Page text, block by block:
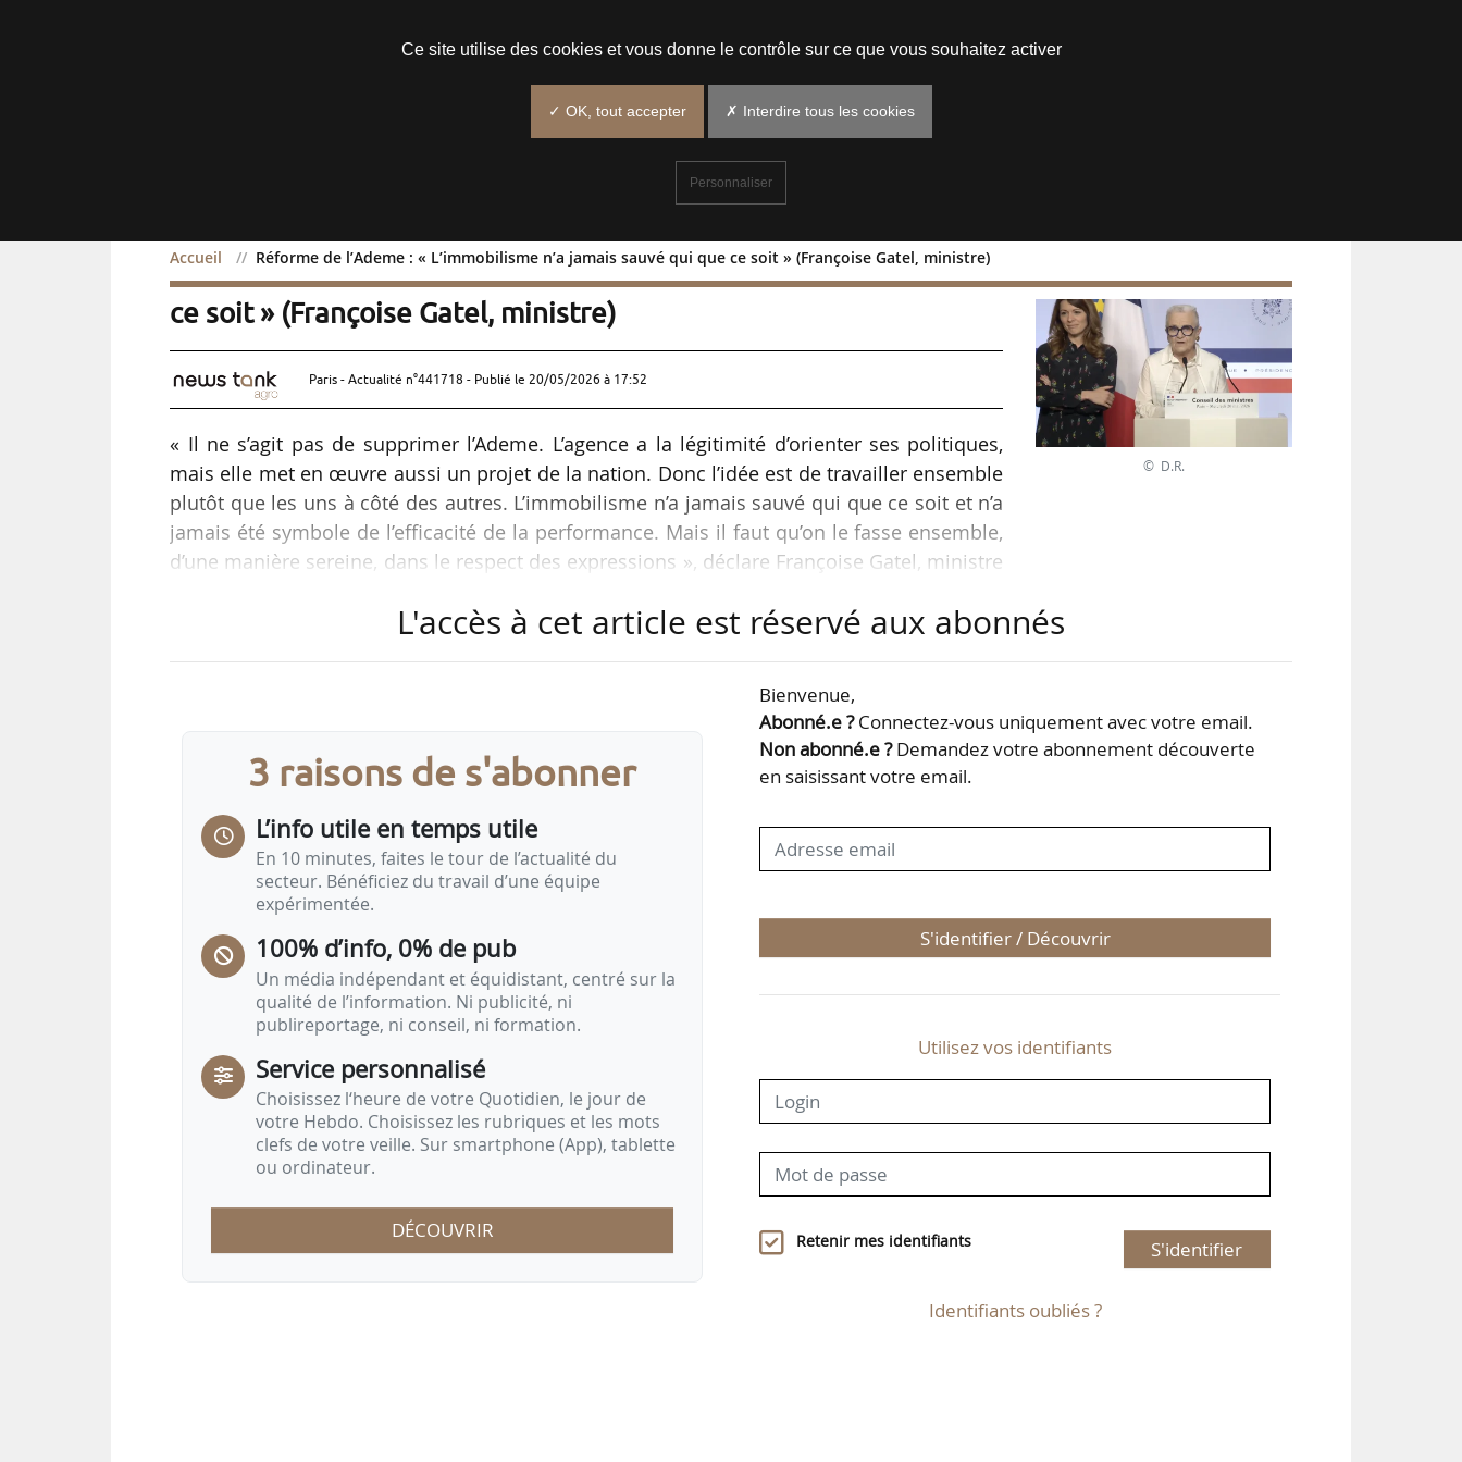
Accueil Réforme de l’Ademe : « L’immobilisme n’a jamais sauvé qui que ce soit » (Françoise Gatel, ministre)
Réforme de l’Ademe : « L’immobilisme n’a jamais sauvé qui que
ce soit » (Françoise Gatel, ministre)
Paris - Actualité n°441718 - Publié le 20/05/2026 à 17:52
« Il ne s’agit pas de supprimer l’Ademe. L’agence a la légitimité d’orienter ses politiques,
mais elle met en œuvre aussi un projet de la nation. Donc l’idée est de travailler ensemble
plutôt que les uns à côté des autres. L’immobilisme n’a jamais sauvé qui que ce soit et n’a
jamais été symbole de l’efficacité de la performance. Mais il faut qu’on le fasse ensemble,
d’une manière sereine, dans le respect des expressions », déclare Françoise Gatel, ministre
territoriales et sécuriser les décideurs publics » a été présenté en conseil des ministres le
© D.R.
L'accès à cet article est réservé aux abonnés
3 raisons de s'abonner
L’info utile en temps utile
En 10 minutes, faites le tour de l’actualité du
secteur. Bénéficiez du travail d’une équipe
expérimentée.
100% d’info, 0% de pub
Un média indépendant et équidistant, centré sur la
qualité de l’information. Ni publicité, ni
publireportage, ni conseil, ni formation.
Service personnalisé
Choisissez l‘heure de votre Quotidien, le jour de
votre Hebdo. Choisissez les rubriques et les mots
clefs de votre veille. Sur smartphone (App), tablette
ou ordinateur.
DÉCOUVRIR
Bienvenue,
Abonné.e ?Connectez-vous uniquement avec votre email.
Non abonné.e ?Demandez votre abonnement découverte
en saisissant votre email.
S'identifier / Découvrir
Utilisez vos identifiants
Retenir mes identifiants S'identifier
Identifiants oubliés ?
Ce site utilise des cookies et vous donne le contrôle sur ce que vous souhaitez activer
✓ OK, tout accepter ✗ Interdire tous les cookies
Personnaliser